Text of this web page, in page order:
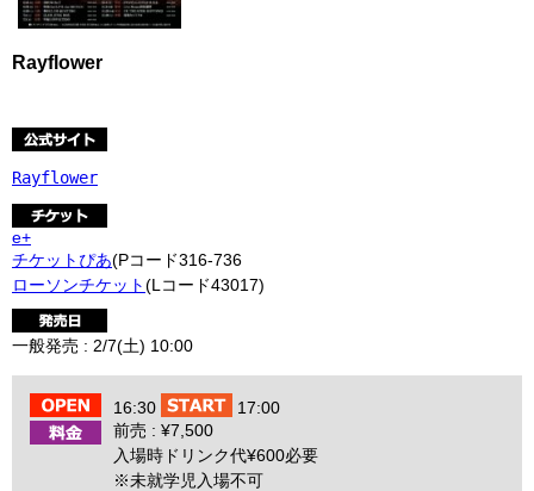
Rayflower
Rayflower
e+
チケットぴあ(Pコード316-736
ローソンチケット(Lコード43017)
一般発売 : 2/7(土) 10:00
16:30
17:00
前売 : ¥7,500
入場時ドリンク代¥600必要
※未就学児入場不可